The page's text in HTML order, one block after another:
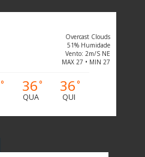
Overcast Clouds
51% Humidade
Vento: 2m/s NE
MAX 27 • MIN 27
° 36°
QUA
36°
QUI